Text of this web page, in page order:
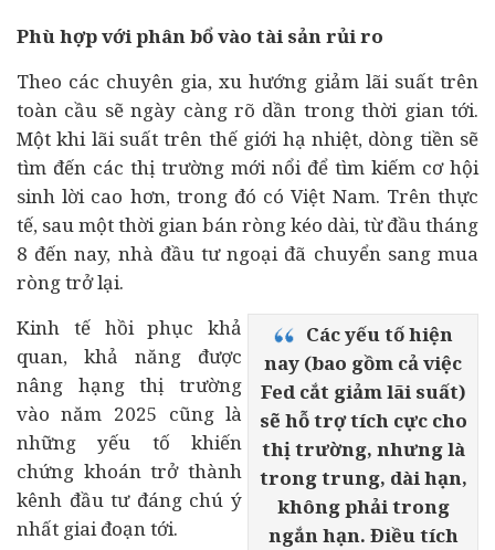
Phù hợp với phân bổ vào tài sản rủi ro
Theo các chuyên gia, xu hướng giảm lãi suất trên
toàn cầu sẽ ngày càng rõ dần trong thời gian tới.
Một khi lãi suất trên thế giới hạ nhiệt, dòng tiền sẽ
tìm đến các thị trường mới nổi để tìm kiếm cơ hội
sinh lời cao hơn, trong đó có Việt Nam. Trên thực
tế, sau một thời gian bán ròng kéo dài, từ đầu tháng
8 đến nay, nhà đầu tư ngoại đã chuyển sang mua
ròng trở lại.
Các yếu tố hiện
nay (bao gồm cả việc
Fed cắt giảm lãi suất)
sẽ hỗ trợ tích cực cho
thị trường, nhưng là
trong trung, dài hạn,
không phải trong
ngắn hạn. Điều tích
Kinh tế hồi phục khả
quan, khả năng được
nâng hạng thị trường
vào năm 2025 cũng là
những yếu tố khiến
chứng khoán trở thành
kênh đầu tư đáng chú ý
nhất giai đoạn tới.